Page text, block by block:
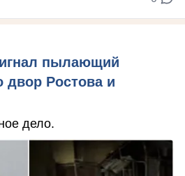
пылающий
двор Ростова и
дело.